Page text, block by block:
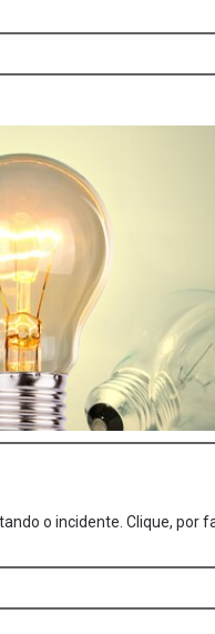
o incidente. Clique, por